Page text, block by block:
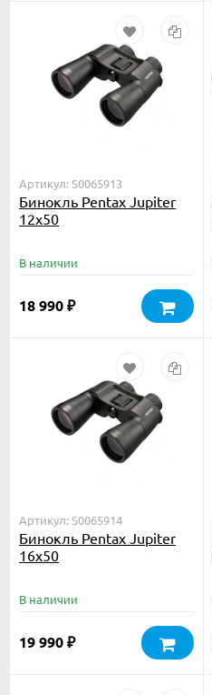
Артикул: S0065913
Бинокль Pentax Jupiter
12x50
В наличии
18 990 ₽
Артикул: S0065914
Бинокль Pentax Jupiter
16x50
В наличии
19 990 ₽